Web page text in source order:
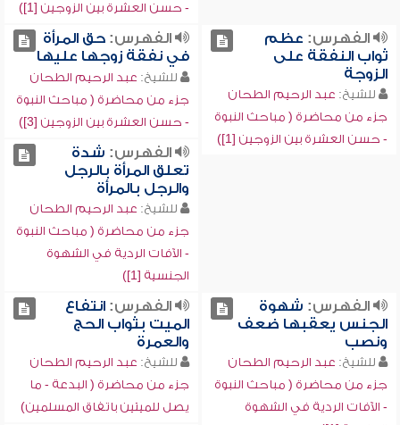
- حسن العشرة بين الزوجين [1])
الفهرس: عظم
ثواب النفقة على
الزوجة
للشيخ: عبد الرحيم الطحان
جزء من محاضرة ( مباحث النبوة
- حسن العشرة بين الزوجين [1])
الفهرس:حق المرأة
في نفقة زوجها عليها
للشيخ: عبد الرحيم الطحان
جزء من محاضرة ( مباحث النبوة
- حسن العشرة بين الزوجين [3])
الفهرس: شدة
تعلق المرأة بالرجل
والرجل بالمرأة
للشيخ: عبد الرحيم الطحان
جزء من محاضرة ( مباحث النبوة
- الآفات الردية في الشهوة
الجنسية [1])
الفهرس: شهوة
الجنس يعقبها ضعف
ونصب
للشيخ: عبد الرحيم الطحان
جزء من محاضرة ( مباحث النبوة
- الآفات الردية في الشهوة
الفهرس:انتفاع
الميت بثواب الحج
والعمرة
للشيخ: عبد الرحيم الطحان
جزء من محاضرة ( البدعة - ما
يصل للميتين باتفاق المسلمين)